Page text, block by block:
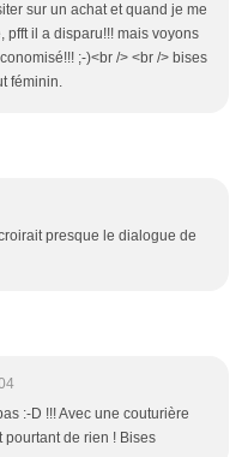
sur un achat et quand je me
pfft il a disparu!!! mais voyons
;-)<br /> <br /> bises
féminin.
presque le dialogue de
:-D !!! Avec une couturière
de rien ! Bises